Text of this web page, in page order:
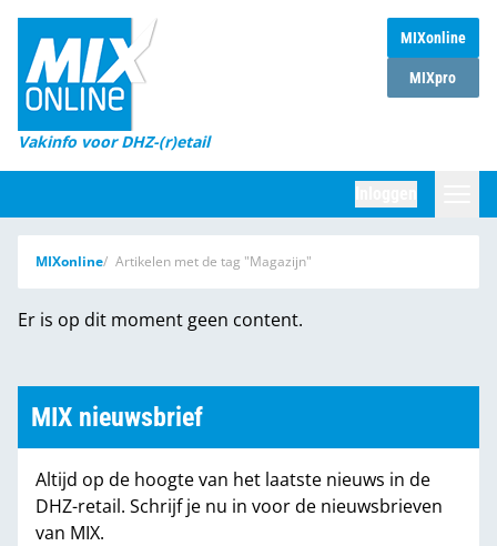
MIXonline
MIXpro
Vakinfo voor DHZ-(r)etail
Home
Magazines
DHZ Sessie
Marktcijfers
Word abonnee
MIXonline Artikelen met de tag "Magazijn"
Er is op dit moment geen content.
MIX nieuwsbrief
Altijd op de hoogte van het laatste nieuws in de
DHZ-retail. Schrijf je nu in voor de nieuwsbrieven
van MIX.